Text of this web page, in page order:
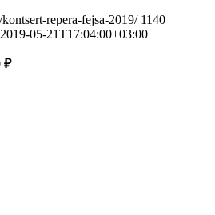
repera-fejsa-2019/ 1140
2019-05-21T17:04:00+03:00
₽